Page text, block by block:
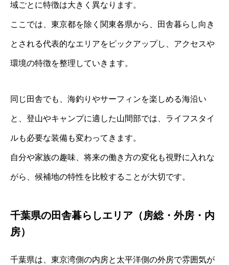
域ごとに特徴は大きく異なります。
ここでは、東京都を除く関東各県から、田舎暮らし向き
とされる代表的なエリアをピックアップし、アクセスや
環境の特徴を整理していきます。
同じ田舎でも、海釣りやサーフィンを楽しめる海沿い
と、登山やキャンプに適した山間部では、ライフスタイ
ルも必要な装備も変わってきます。
自分や家族の趣味、将来の働き方の変化も視野に入れな
がら、候補地の特性を比較することが大切です。
千葉県の田舎暮らしエリア（房総・外房・内
房）
千葉県は、東京湾側の内房と太平洋側の外房で雰囲気が